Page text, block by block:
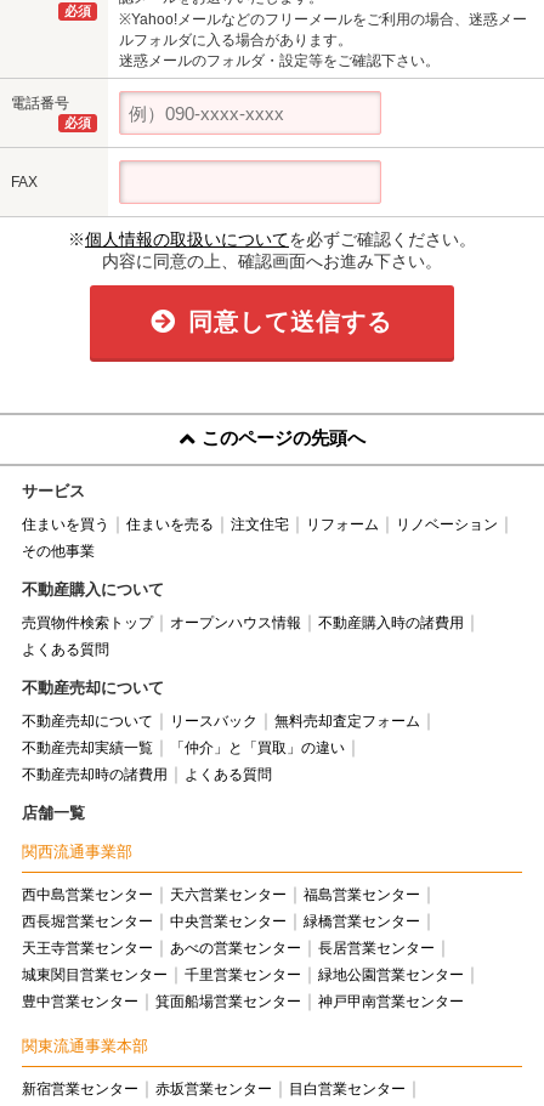
必須
※Yahoo!メールなどのフリーメールをご利用の場合、迷惑メー
ルフォルダに入る場合があります。
迷惑メールのフォルダ・設定等をご確認下さい。
電話番号
必須
FAX
※個人情報の取扱いについてを必ずご確認ください。
内容に同意の上、確認画面へお進み下さい。
同意して送信する
このページの先頭へ
サービス
住まいを買う 住まいを売る 注文住宅 リフォーム
リノベーション
その他事業
不動産購入について
売買物件検索トップ オープンハウス情報
不動産購入時の諸費用
よくある質問
不動産売却について
不動産売却について リースバック
無料売却査定フォーム
不動産売却実績一覧
「仲介」と「買取」の違い
不動産売却時の諸費用
よくある質問
店舗一覧
関西流通事業部
西中島営業センター 天六営業センター
福島営業センター
西長堀営業センター
中央営業センター
緑橋営業センター
天王寺営業センター
あべの営業センター
長居営業センター
城東関目営業センター
千里営業センター
緑地公園営業センター
豊中営業センター
箕面船場営業センター 神戸甲南営業センター
関東流通事業本部
新宿営業センター 赤坂営業センター
目白営業センター